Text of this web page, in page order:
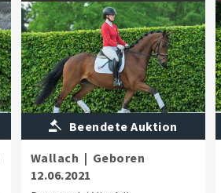
Beendete Auktion
Wallach | Geboren
12.06.2021